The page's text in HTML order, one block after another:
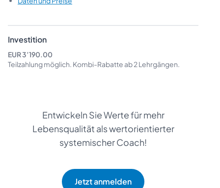
Investition
EUR 3’190.00
Teilzahlung möglich. Kombi-Rabatte ab 2 Lehrgängen.
Entwickeln Sie Werte für mehr
Lebensqualität als wertorientierter
systemischer Coach!